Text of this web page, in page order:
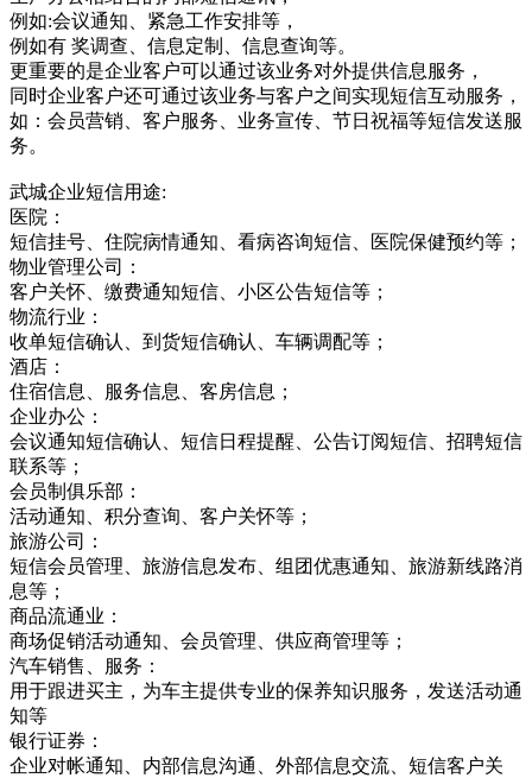
例如:会议通知、紧急工作安排等，
例如有 奖调查、信息定制、信息查询等。
更重要的是企业客户可以通过该业务对外提供信息服务，
同时企业客户还可通过该业务与客户之间实现短信互动服务，
如：会员营销、客户服务、业务宣传、节日祝福等短信发送服
务。
武城企业短信用途:
医院：
短信挂号、住院病情通知、看病咨询短信、医院保健预约等；
物业管理公司：
客户关怀、缴费通知短信、小区公告短信等；
物流行业：
收单短信确认、到货短信确认、车辆调配等；
酒店：
住宿信息、服务信息、客房信息；
企业办公：
会议通知短信确认、短信日程提醒、公告订阅短信、招聘短信
联系等；
会员制俱乐部：
活动通知、积分查询、客户关怀等；
旅游公司：
短信会员管理、旅游信息发布、组团优惠通知、旅游新线路消
息等；
商品流通业：
商场促销活动通知、会员管理、供应商管理等；
汽车销售、服务：
用于跟进买主，为车主提供专业的保养知识服务，发送活动通
知等
银行证券：
企业对帐通知、内部信息沟通、外部信息交流、短信客户关